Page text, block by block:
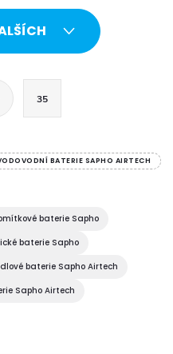
35
BATERIE SAPHO AIRTECH
baterie Sapho
baterie Sapho
baterie Sapho Airtech
Sapho Airtech